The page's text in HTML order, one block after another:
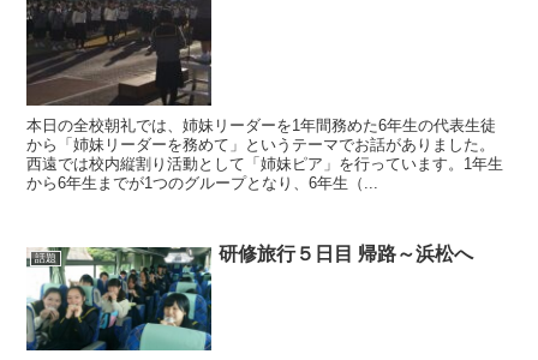
本日の全校朝礼では、姉妹リーダーを1年間務めた6年生の代表生徒
から「姉妹リーダーを務めて」というテーマでお話がありました。
西遠では校内縦割り活動として「姉妹ピア」を行っています。1年生
から6年生までが1つのグループとなり、6年生（...
話題 研修旅行５日目 帰路～浜松へ